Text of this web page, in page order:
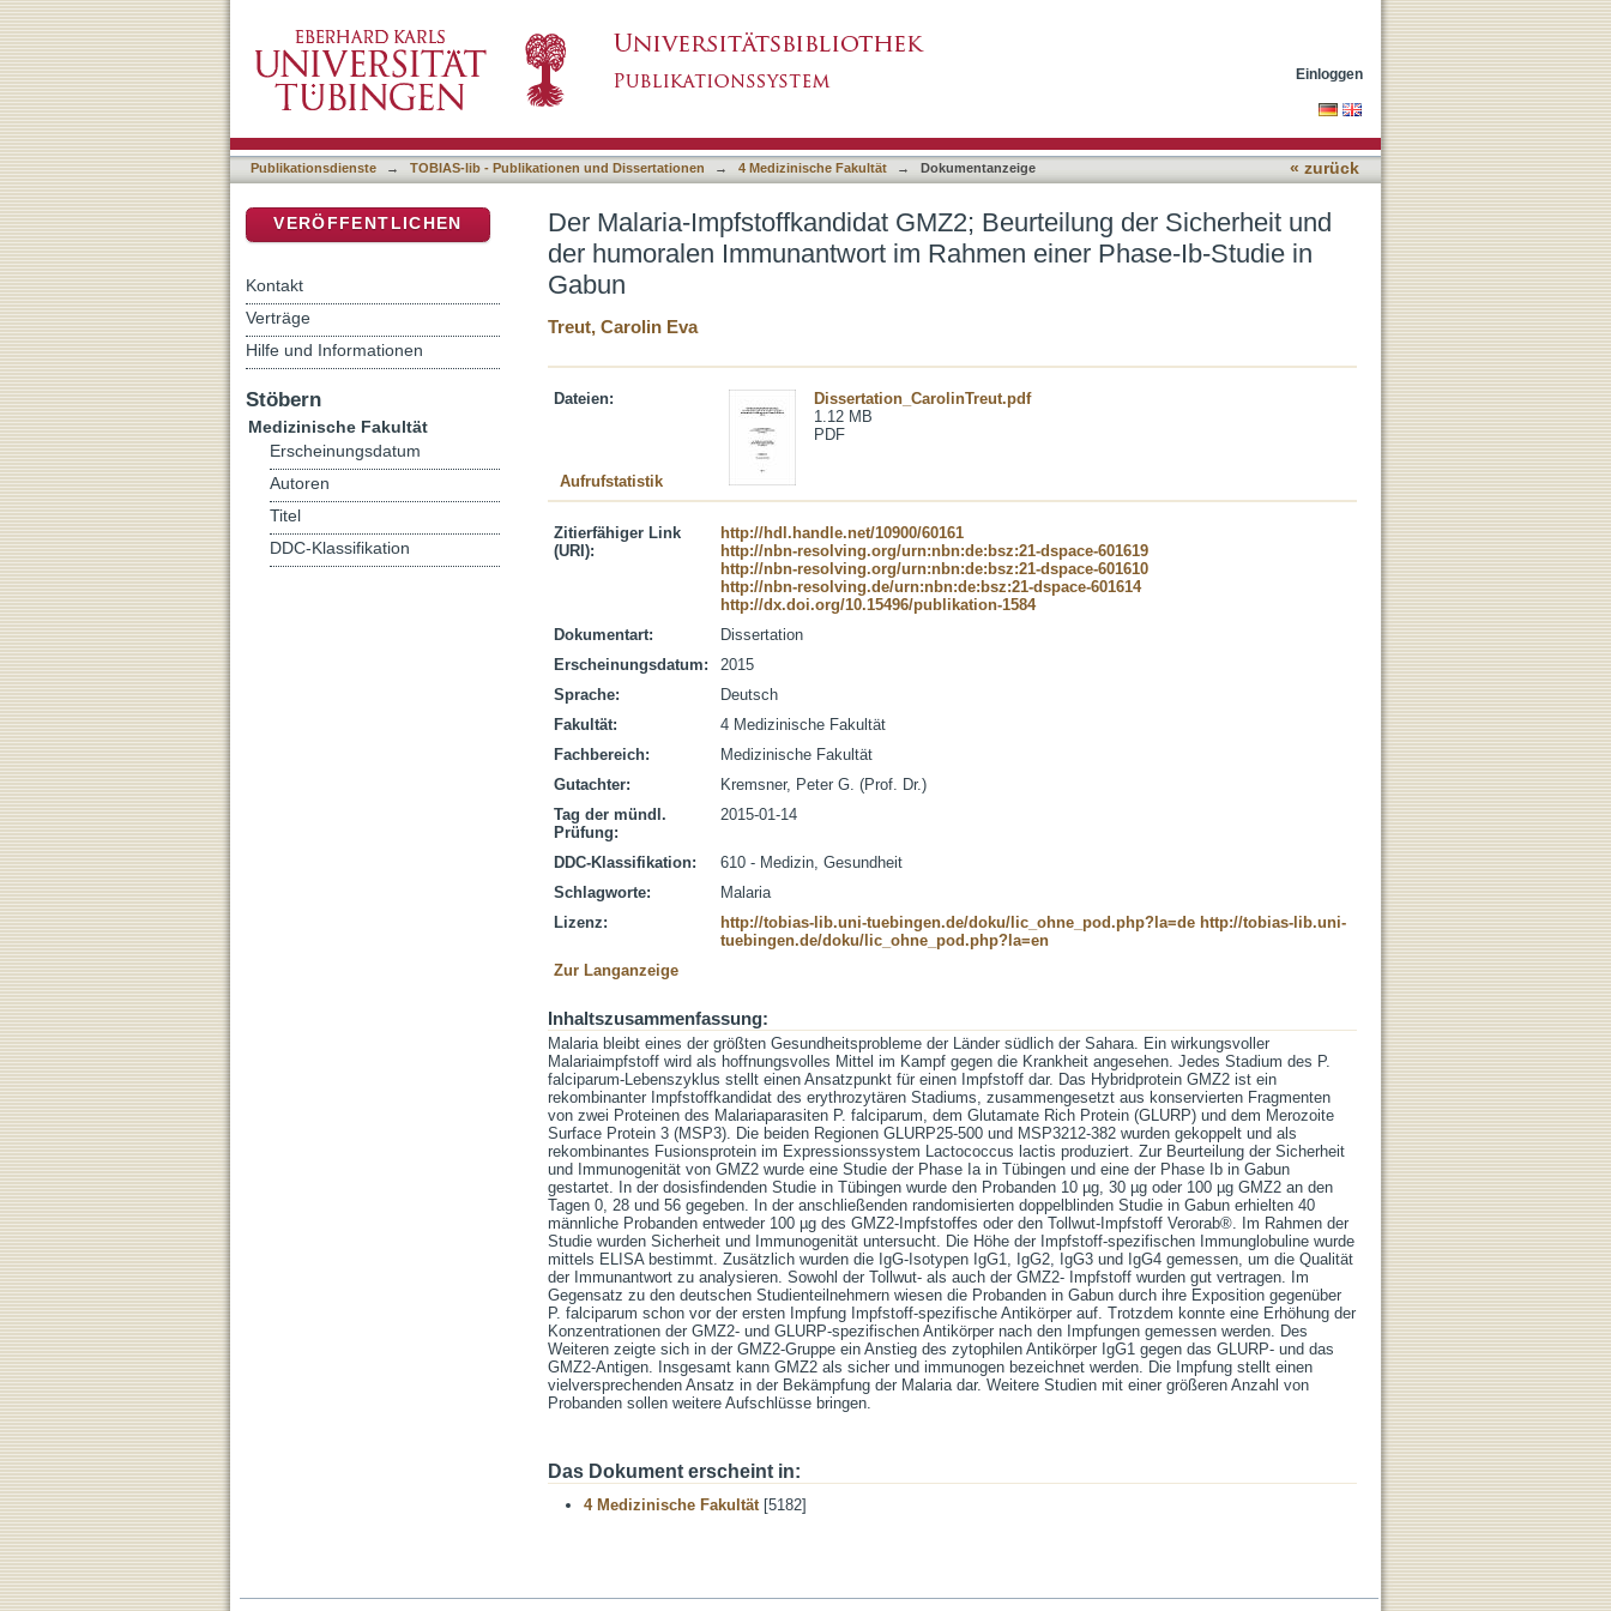
im Rahmen einer Phase-Ib-Studie in Gabun
Einloggen
Publikationsdienste → TOBIAS-lib - Publikationen und Dissertationen → 4 Medizinische Fakultät → Dokumentanzeige « zurück
Der Malaria-Impfstoffkandidat GMZ2; Beurteilung der Sicherheit und
der humoralen Immunantwort im Rahmen einer Phase-Ib-Studie in
Gabun
Treut, Carolin Eva
Dateien:
Dissertation_CarolinTreut.pdf
1.12 MB
PDF
Aufrufstatistik
Zitierfähiger Link
(URI):
http://hdl.handle.net/10900/60161
http://nbn-resolving.org/urn:nbn:de:bsz:21-dspace-601619
http://nbn-resolving.org/urn:nbn:de:bsz:21-dspace-601610
http://nbn-resolving.de/urn:nbn:de:bsz:21-dspace-601614
http://dx.doi.org/10.15496/publikation-1584
Dokumentart:
Dissertation
Erscheinungsdatum:
2015
Sprache:
Deutsch
Fakultät:
4 Medizinische Fakultät
Fachbereich:
Medizinische Fakultät
Gutachter:
Kremsner, Peter G. (Prof. Dr.)
Tag der mündl.
Prüfung:
2015-01-14
DDC-Klassifikation:
610 - Medizin, Gesundheit
Schlagworte:
Malaria
Lizenz:
http://tobias-lib.uni-tuebingen.de/doku/lic_ohne_pod.php?la=de http://tobias-lib.uni-
tuebingen.de/doku/lic_ohne_pod.php?la=en
Zur Langanzeige
Inhaltszusammenfassung:
Malaria bleibt eines der größten Gesundheitsprobleme der Länder südlich der Sahara. Ein wirkungsvoller
Malariaimpfstoff wird als hoffnungsvolles Mittel im Kampf gegen die Krankheit angesehen. Jedes Stadium des P.
falciparum-Lebenszyklus stellt einen Ansatzpunkt für einen Impfstoff dar. Das Hybridprotein GMZ2 ist ein
rekombinanter Impfstoffkandidat des erythrozytären Stadiums, zusammengesetzt aus konservierten Fragmenten
von zwei Proteinen des Malariaparasiten P. falciparum, dem Glutamate Rich Protein (GLURP) und dem Merozoite
Surface Protein 3 (MSP3). Die beiden Regionen GLURP25-500 und MSP3212-382 wurden gekoppelt und als
rekombinantes Fusionsprotein im Expressionssystem Lactococcus lactis produziert. Zur Beurteilung der Sicherheit
und Immunogenität von GMZ2 wurde eine Studie der Phase Ia in Tübingen und eine der Phase Ib in Gabun
gestartet. In der dosisfindenden Studie in Tübingen wurde den Probanden 10 µg, 30 µg oder 100 µg GMZ2 an den
Tagen 0, 28 und 56 gegeben. In der anschließenden randomisierten doppelblinden Studie in Gabun erhielten 40
männliche Probanden entweder 100 µg des GMZ2-Impfstoffes oder den Tollwut-Impfstoff Verorab®. Im Rahmen der
Studie wurden Sicherheit und Immunogenität untersucht. Die Höhe der Impfstoff-spezifischen Immunglobuline wurde
mittels ELISA bestimmt. Zusätzlich wurden die IgG-Isotypen IgG1, IgG2, IgG3 und IgG4 gemessen, um die Qualität
der Immunantwort zu analysieren. Sowohl der Tollwut- als auch der GMZ2- Impfstoff wurden gut vertragen. Im
Gegensatz zu den deutschen Studienteilnehmern wiesen die Probanden in Gabun durch ihre Exposition gegenüber
P. falciparum schon vor der ersten Impfung Impfstoff-spezifische Antikörper auf. Trotzdem konnte eine Erhöhung der
Konzentrationen der GMZ2- und GLURP-spezifischen Antikörper nach den Impfungen gemessen werden. Des
Weiteren zeigte sich in der GMZ2-Gruppe ein Anstieg des zytophilen Antikörper IgG1 gegen das GLURP- und das
GMZ2-Antigen. Insgesamt kann GMZ2 als sicher und immunogen bezeichnet werden. Die Impfung stellt einen
vielversprechenden Ansatz in der Bekämpfung der Malaria dar. Weitere Studien mit einer größeren Anzahl von
Probanden sollen weitere Aufschlüsse bringen.
Das Dokument erscheint in:
4 Medizinische Fakultät[5182]
VERÖFFENTLICHEN
Kontakt
Verträge
Hilfe und Informationen
Stöbern
Medizinische Fakultät
Erscheinungsdatum
Autoren
Titel
DDC-Klassifikation